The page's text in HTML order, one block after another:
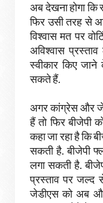
अब देखना होगा कि
फिर उसी तरह से
विश्वास मत पर
अविश्वास
स्वीकार किए
सकते हैं.
अगर कांग्रेस और
हैं तो फिर बीजेपी
कहा जा रहा है कि
सकती है. बीजेपी
लगा सकती है.
प्रस्ताव पर जल्द
जेडीएस को अब